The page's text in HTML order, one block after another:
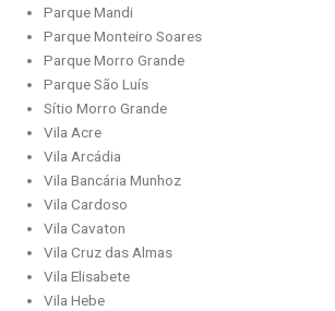
Parque Mandi
Parque Monteiro Soares
Parque Morro Grande
Parque São Luís
Sítio Morro Grande
Vila Acre
Vila Arcádia
Vila Bancária Munhoz
Vila Cardoso
Vila Cavaton
Vila Cruz das Almas
Vila Elisabete
Vila Hebe